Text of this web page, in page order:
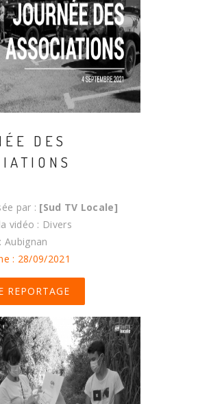
DES
par : [Sud TV Locale]
vidéo : Divers
Aubignan
: 28/09/2021
REPORTAGE